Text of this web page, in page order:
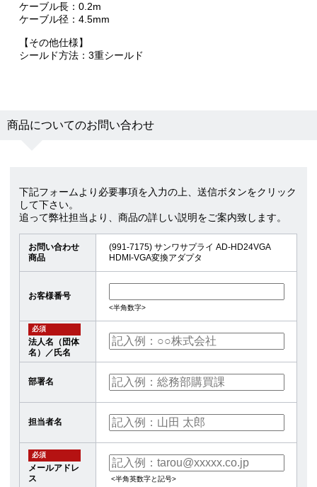
ケーブル長：0.2m
ケーブル径：4.5mm
【その他仕様】
シールド方法：3重シールド
商品についてのお問い合わせ
下記フォームより必要事項を入力の上、送信ボタンをクリック
して下さい。
追って弊社担当より、商品の詳しい説明をご案内致します。
お問い合わせ
商品
(991-7175) サンワサプライ AD-HD24VGA
HDMI-VGA変換アダプタ
お客様番号
<半角数字>
必須
法人名（団体
名）／氏名
部署名
担当者名
必須
メールアドレ
ス
<半角英数字と記号>